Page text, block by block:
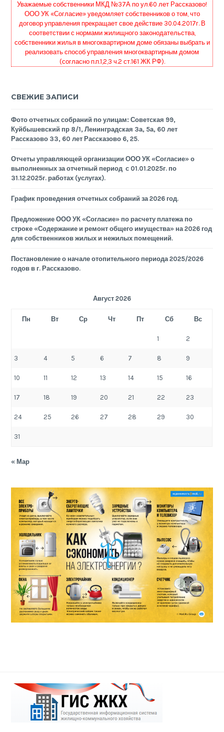
Уважаемые собственники МКД №37А по ул.60 лет Рассказово!
ООО УК «Согласие» уведомляет собственников о том, что
договор управления прекращает свое действие 30.04.2017г. В
соответствии с нормами жилищного законодательства,
собственники жилья в многоквартирном доме обязаны выбрать и
реализовать способ управления многоквартирным домом
(согласно п.п.1,2,3 ч.2 ст.161 ЖК РФ).
СВЕЖИЕ ЗАПИСИ
Фото отчетных собраний по улицам: Советская 99,
Куйбышевский пр 8/1, Ленинградская 3а, 5а, 60 лет
Рассказово 33, 60 лет Рассказово 6, 25.
Отчеты управляющей организации ООО УК «Согласие» о
выполненных за отчетный период с 01.01.2025г. по
31.12.2025г. работах (услугах).
График проведения отчетных собраний за 2026 год.
Предложение ООО УК «Согласие» по расчету платежа по
строке «Содержание и ремонт общего имущества» на 2026 год
для собственников жилых и нежилых помещений.
Постановление о начале отопительного периода 2025/2026
годов в г. Рассказово.
Август 2026
Пн Вт Ср Чт Пт Сб Вс
1 2
3 4 5 6 7 8 9
10 11 12 13 14 15 16
17 18 19 20 21 22 23
24 25 26 27 28 29 30
31
« Мар